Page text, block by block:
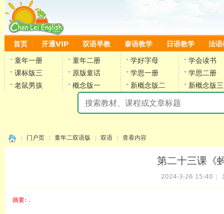
首页 开通VIP 双语早教 泰语教学 日语教学 法语
童年一册 童年二册 学好字母
学会读书
课标版三
原版童话 学思一册
学思二册
老鼠男孩
概念版一 新概念版二 新概念版三
门户页 童年二双语版 双语 查看内容
第二十三课《
2024-3-26 15:40
摘要: .